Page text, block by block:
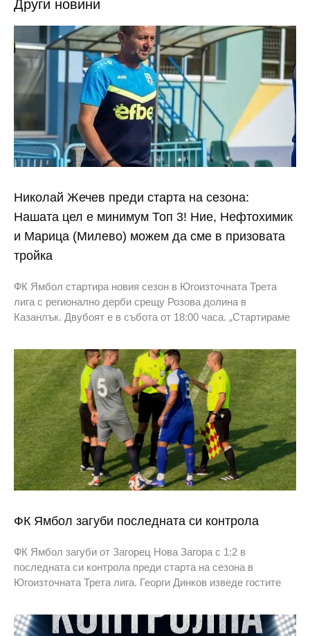
Други новини
Николай Жечев преди старта на сезона:
Нашата цел е минимум Топ 3! Ние, Нефтохимик
и Марица (Милево) можем да сме в призовата
тройка
ФК Ямбол стартира новия сезон в Югоизточната Трета
лига с регионално дерби срещу Розова долина в
Казанлък. Двубоят е в събота от 18:00 часа. „Стартираме
ФК Ямбол загуби последната си контрола
ФК Ямбол загуби от Загорец Нова Загора с 1:2 в
последната си контрола преди старта на сезона в
Югоизточната Трета лига. Георги Динков изведе гостите